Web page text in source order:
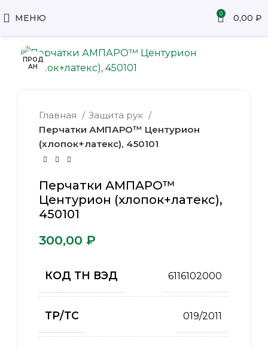
МЕНЮ 0 0,00 ₽
ПРОД
АН
Главная
Защита рук
Перчатки АМПАРО™ Центурион
(хлопок+латекс), 450101
Перчатки АМПАРО™
Центурион (хлопок+латекс),
450101
₽
КОД ТН ВЭД 6116102000
ТР/ТС 019/2011